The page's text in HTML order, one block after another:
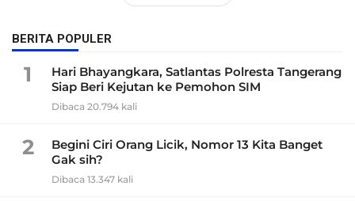
BERITA POPULER
1
Hari Bhayangkara, Satlantas Polresta Tangerang
Siap Beri Kejutan ke Pemohon SIM
Dibaca 20.794 kali
2
Begini Ciri Orang Licik, Nomor 13 Kita Banget
Gak sih?
Dibaca 13.347 kali